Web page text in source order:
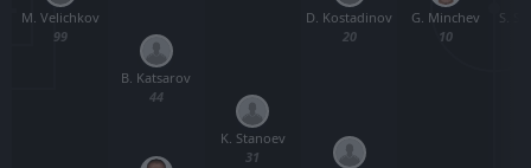
M. Velichkov
99
B. Katsarov
44
K. Stanoev
31
D. Kostadinov
20
G. Minchev
10
S.